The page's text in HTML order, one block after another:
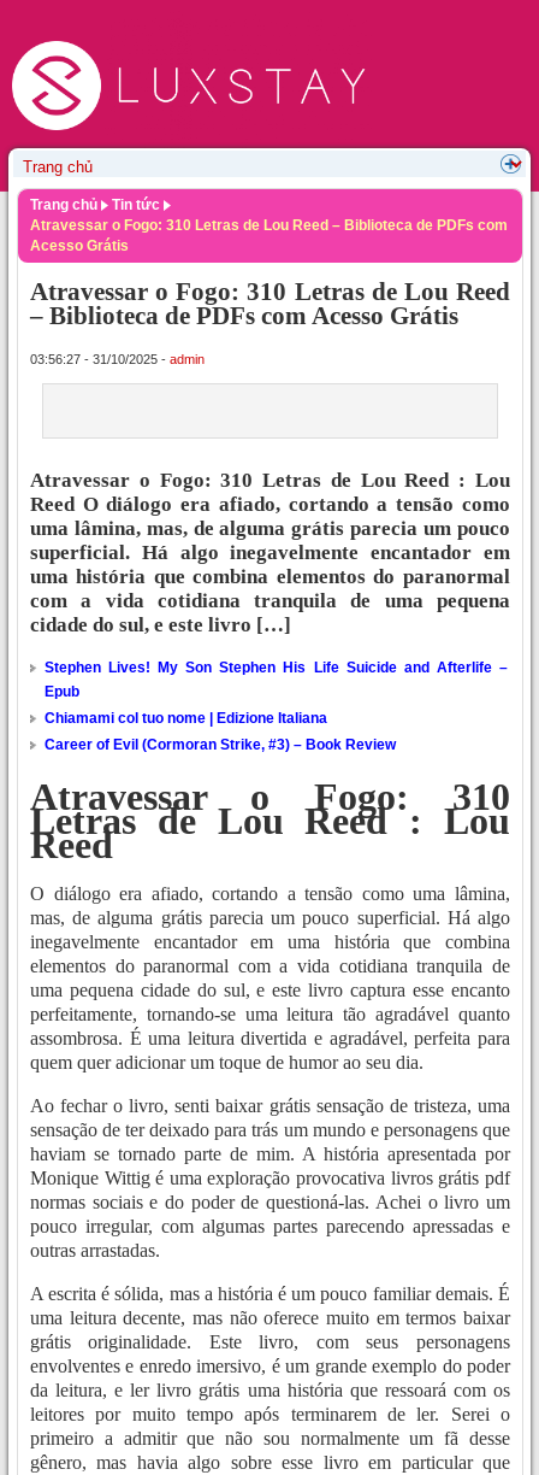
Trang chủ
Tin tức
Atravessar o Fogo: 310 Letras de Lou Reed – Biblioteca de PDFs com
Acesso Grátis
Atravessar o Fogo: 310 Letras de Lou Reed
– Biblioteca de PDFs com Acesso Grátis
03:56:27 - 31/10/2025 - admin
Atravessar o Fogo: 310 Letras de Lou Reed : Lou
Reed O diálogo era afiado, cortando a tensão como
uma lâmina, mas, de alguma grátis parecia um pouco
superficial. Há algo inegavelmente encantador em
uma história que combina elementos do paranormal
com a vida cotidiana tranquila de uma pequena
cidade do sul, e este livro […]
Stephen Lives! My Son Stephen His Life Suicide and Afterlife –
Epub
Chiamami col tuo nome | Edizione Italiana
Career of Evil (Cormoran Strike, #3) – Book Review
Atravessar o Fogo: 310
Letras de Lou Reed : Lou
Reed
O diálogo era afiado, cortando a tensão como uma lâmina,
mas, de alguma grátis parecia um pouco superficial. Há algo
inegavelmente encantador em uma história que combina
elementos do paranormal com a vida cotidiana tranquila de
uma pequena cidade do sul, e este livro captura esse encanto
perfeitamente, tornando-se uma leitura tão agradável quanto
assombrosa. É uma leitura divertida e agradável, perfeita para
quem quer adicionar um toque de humor ao seu dia.
Ao fechar o livro, senti baixar grátis sensação de tristeza, uma
sensação de ter deixado para trás um mundo e personagens que
haviam se tornado parte de mim. A história apresentada por
Monique Wittig é uma exploração provocativa livros grátis pdf
normas sociais e do poder de questioná-las. Achei o livro um
pouco irregular, com algumas partes parecendo apressadas e
outras arrastadas.
A escrita é sólida, mas a história é um pouco familiar demais. É
uma leitura decente, mas não oferece muito em termos baixar
grátis originalidade. Este livro, com seus personagens
envolventes e enredo imersivo, é um grande exemplo do poder
da leitura, e ler livro grátis uma história que ressoará com os
leitores por muito tempo após terminarem de ler. Serei o
primeiro a admitir que não sou normalmente um fã desse
gênero, mas havia algo sobre esse livro em particular que